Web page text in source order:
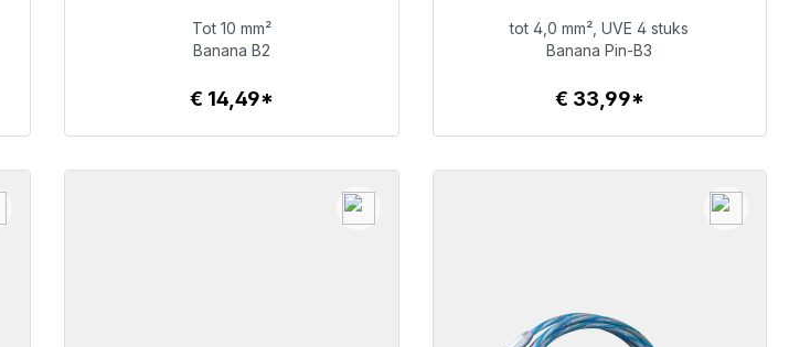
€ 14,49
Details
Tot 10 mm²
Banana B2
€ 14,49*
€ 33,99
Details
tot 4,0 mm², UVE 4 stuks
Banana Pin-B3
€ 33,99*